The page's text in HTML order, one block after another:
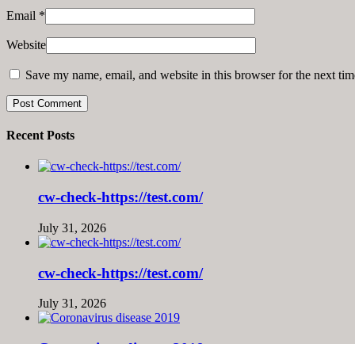
Email *
Website
Save my name, email, and website in this browser for the next
Recent Posts
cw-check-https://test.com/
July 31, 2026
cw-check-https://test.com/
July 31, 2026